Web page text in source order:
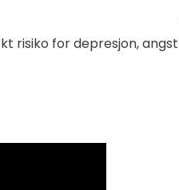
risiko for depresjon, angst